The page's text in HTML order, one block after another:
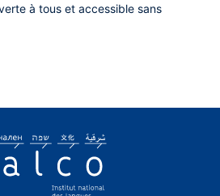
à tous et accessible sans